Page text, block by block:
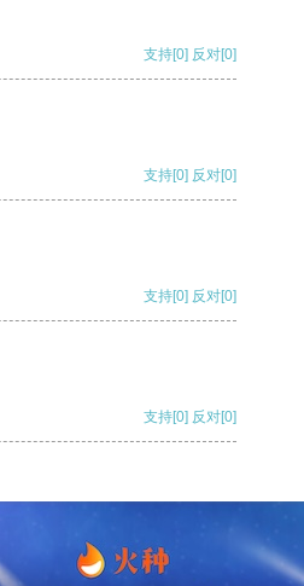
支持[0] 反对[0]
支持[0] 反对[0]
支持[0] 反对[0]
支持[0] 反对[0]